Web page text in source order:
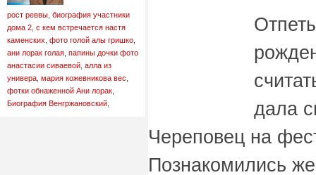
рост реввы биография участники
дома 2 с кем встречается настя
каменских фото голой алы гришко
ани лорак голая папины дочки фото
анастасии сиваевой алла из
универа мария кожевникова вес
фотки обнаженной Ани лорак
Биография Венгржановский
дала
Череповец на
Познакомились